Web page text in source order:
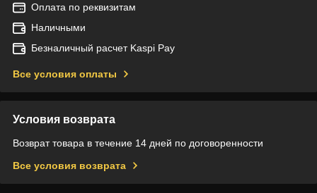
Оплата по реквизитам
Наличными
Безналичный расчет Kaspi Pay
Все условия оплаты
Условия возврата
Возврат товара в течение 14 дней по договоренности
Все условия возврата